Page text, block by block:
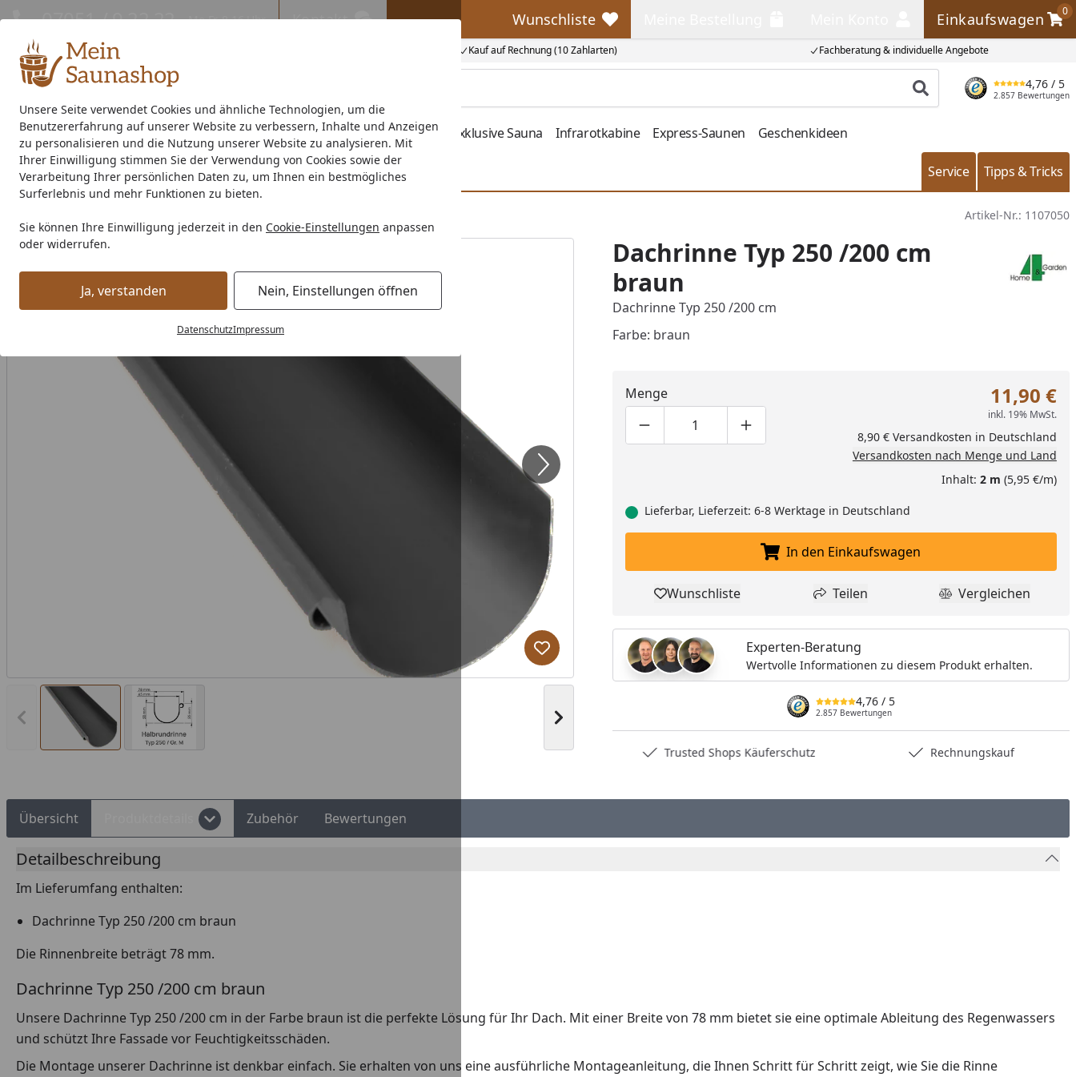
Unsere Seite verwendet Cookies und ähnliche Technologien, um die
Benutzererfahrung auf unserer Website zu verbessern, Inhalte und Anzeigen
zu personalisieren und die Nutzung unserer Website zu analysieren. Mit
Ihrer Einwilligung stimmen Sie der Verwendung von Cookies sowie der
Verarbeitung Ihrer persönlichen Daten zu, um Ihnen ein bestmögliches
Surferlebnis und mehr Funktionen zu bieten.
Sie können Ihre Einwilligung jederzeit in den Cookie-Einstellungen anpassen
oder widerrufen.
Ja, verstanden Nein, Einstellungen öffnen
DatenschutzImpressum
Kauf auf Rechnung (10 Zahlarten) Fachberatung & individuelle Angebote
07051 / 9 22 22 Mo-Fr. 8-16 Uhr Kontakt Wunschliste
Wunschliste Einkaufswagen
0
Einkaufswagen
Produkt suchen
4,76 / 5
2.857 Bewertungen
Außensauna Indoor-Sauna Energiespar-Sauna Saunaofen Zubehör Exklusive Sauna Infrarotkabine Express-Saunen Geschenkideen
Saunahersteller % Sale % Service Tipps & Tricks
Startseite
Artikel-Nr.: 1107050
Vorheriges Bild anzeigen Nächstes Bild anzeigen
Produkt zur Wunschliste hinzufügen
Dachrinne Typ 250 /200 cm
braun
Dachrinne Typ 250 /200 cm
Farbe: braun
Menge
Produktmenge um eins verringern
Produktmenge manuell eingeben
Produktmenge um eins erhöhen
11,90 €
inkl. 19% MwSt.
8,90 € Versandkosten in Deutschland
Versandkosten nach Menge und Land
Inhalt: 2 m (5,95 €/m)
Lieferbar, Lieferzeit: 6-8 Werktage in Deutschland
In den Einkaufswagen legen
In den Einkaufswagen
Produkt zur Wunschliste hinzufügen
Wunschliste Teilen
Teilen Produkt
Vergleichen
Experten-Beratung
Wertvolle Informationen zu diesem Produkt erhalten.
4,76 / 5
2.857 Bewertungen
Deutschlands bester Händler Trusted Shops Käuferschutz Rechnungskauf
Übersicht Zubehör Bewertungen
Detailbeschreibung
Im Lieferumfang enthalten:
Dachrinne Typ 250 /200 cm braun
Die Rinnenbreite beträgt 78 mm.
Dachrinne Typ 250 /200 cm braun
Unsere Dachrinne Typ 250 /200 cm in der Farbe braun ist die perfekte Lösung für Ihr Dach. Mit einer Breite von 78 mm bietet sie eine optimale Ableitung des Regenwassers
und schützt Ihre Fassade vor Feuchtigkeitsschäden.
Die Montage unserer Dachrinne ist denkbar einfach. Sie erhalten von uns eine ausführliche Montageanleitung, die Ihnen Schritt für Schritt zeigt, wie Sie die Rinne